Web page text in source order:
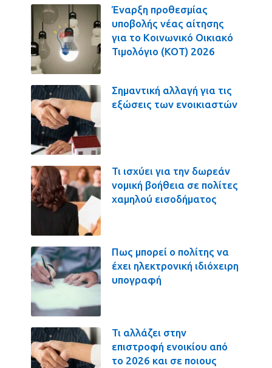
Έναρξη προθεσμίας
υποβολής νέας αίτησης
για το Κοινωνικό Οικιακό
Τιμολόγιο (ΚΟΤ) 2026
Σημαντική αλλαγή για τις
εξώσεις των ενοικιαστών
Τι ισχύει για την δωρεάν
νομική βοήθεια σε πολίτες
χαμηλού εισοδήματος
Πως μπορεί ο πολίτης να
έχει ηλεκτρονική ιδιόχειρη
υπογραφή
Τι αλλάζει στην
επιστροφή ενοικίου από
το 2026 και σε ποιους